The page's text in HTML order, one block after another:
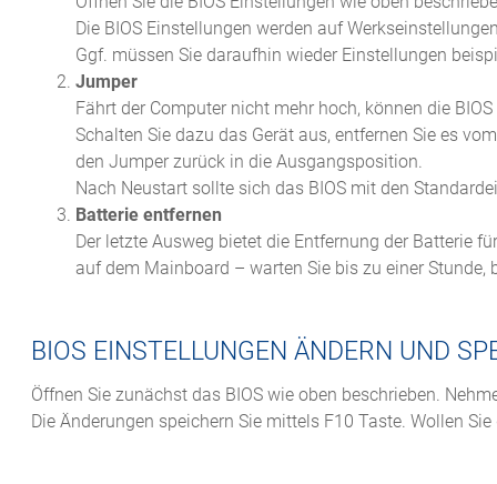
Die BIOS Einstellungen werden auf
Ggf. müssen Sie daraufhin wieder Einstellungen
Jumper
Fährt der Computer nicht mehr hoch, können die
Schalten Sie dazu das Gerät aus, entfernen Sie es
den Jumper zurück in die Ausgangsposition.
Nach Neustart sollte sich das BIOS mit den
Batterie entfernen
Der letzte Ausweg bietet die Entfernung der Batterie
auf dem Mainboard – warten Sie bis zu einer Stunde,
BIOS EINSTELLUNGEN ÄNDERN UND
Öffnen Sie zunächst das BIOS wie oben beschrieben.
Die Änderungen speichern Sie mittels F10 Taste. Wollen